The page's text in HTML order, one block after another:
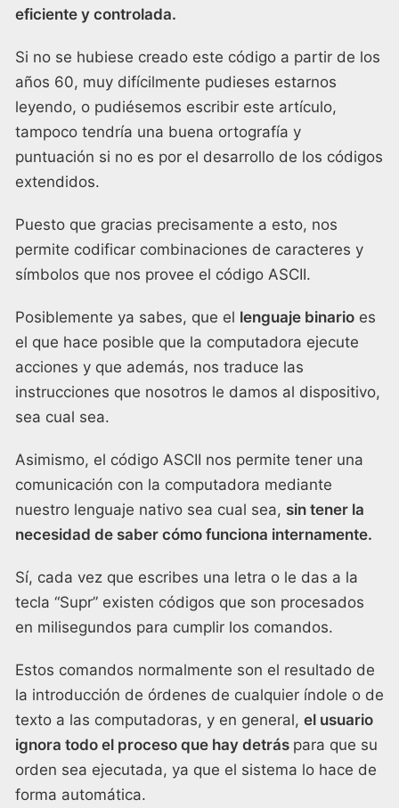
eficiente y controlada.
Si no se hubiese creado este código a partir de los
años 60, muy difícilmente pudieses estarnos
leyendo, o pudiésemos escribir este artículo,
tampoco tendría una buena ortografía y
puntuación si no es por el desarrollo de los códigos
extendidos.
Puesto que gracias precisamente a esto, nos
permite codificar combinaciones de caracteres y
símbolos que nos provee el código ASCII.
Posiblemente ya sabes, que el lenguaje binario es
el que hace posible que la computadora ejecute
acciones y que además, nos traduce las
instrucciones que nosotros le damos al dispositivo,
sea cual sea.
Asimismo, el código ASCII nos permite tener una
comunicación con la computadora mediante
nuestro lenguaje nativo sea cual sea, sin tener la
necesidad de saber cómo funciona internamente.
Sí, cada vez que escribes una letra o le das a la
tecla “Supr” existen códigos que son procesados
en milisegundos para cumplir los comandos.
Estos comandos normalmente son el resultado de
la introducción de órdenes de cualquier índole o de
texto a las computadoras, y en general, el usuario
ignora todo el proceso que hay detrás para que su
orden sea ejecutada, ya que el sistema lo hace de
forma automática.